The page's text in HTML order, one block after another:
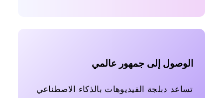
الوصول إلى جمهور عالمي
تساعد دبلجة الفيديوهات بالذكاء الاصطناعي